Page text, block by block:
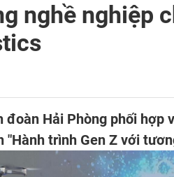
nghề nghiệp
đoàn Hải Phòng phối
"Hành trình Gen Z với